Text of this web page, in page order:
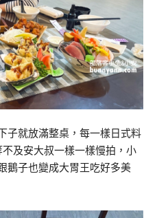
子就放滿整桌，每一樣日式料
及安大叔一樣一樣慢拍，小
鵝子也變成大胃王吃好多美